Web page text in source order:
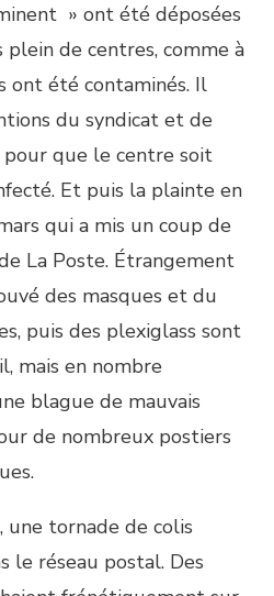
» ont été déposées
plein de centres, comme à
ont été contaminés. Il
du syndicat et de
pour que le centre soit
Et puis la plainte en
qui a mis un coup de
La Poste. Étrangement
des masques et du
puis des plexiglass sont
mais en nombre
blague de mauvais
de nombreux postiers
une tornade de colis
le réseau postal. Des